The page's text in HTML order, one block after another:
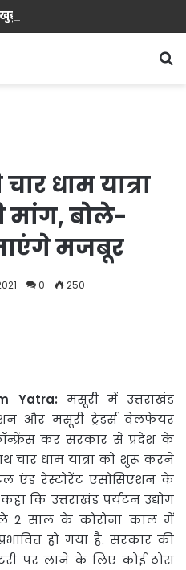
धाम यात्रा
बोले-
मजबूर
0
250
Yatra: मसूरी में उत्तराखंड
और मसूरी ट्रेडर्स वेलफेयर
कर सरकार से प्रदेश के
चार धाम यात्रा को शुरू करने
एंड रेस्टोरेंट एसोसिएशन के
कि उत्तराखंड पर्यटन उद्योग
2 साल के कोरोना काल में
हो गया है. सरकार की
पर लाने के लिए कोई ठोस